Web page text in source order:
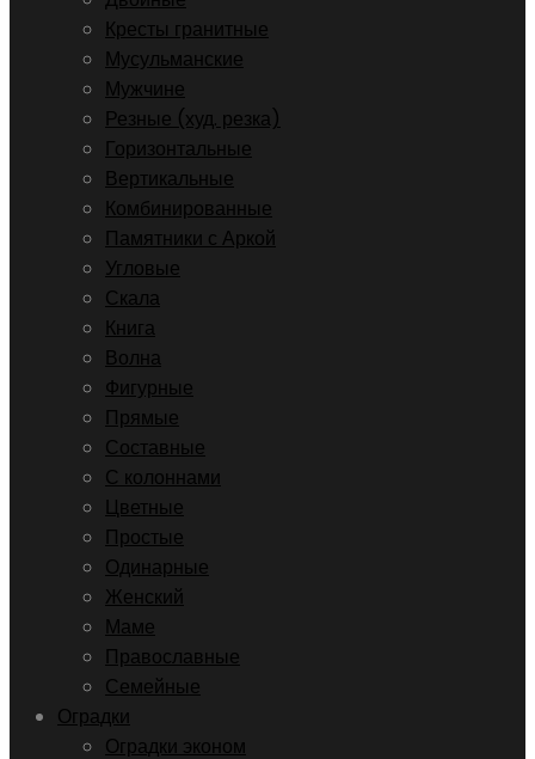
Кресты гранитные
Мусульманские
Мужчине
Резные (худ. резка)
Горизонтальные
Вертикальные
Комбинированные
Памятники с Аркой
Угловые
Скала
Книга
Волна
Фигурные
Прямые
Составные
С колоннами
Цветные
Простые
Одинарные
Женский
Маме
Православные
Семейные
Оградки
Оградки эконом